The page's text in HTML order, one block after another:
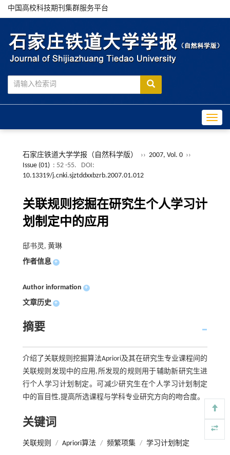
中国高校科技期刊集群服务平台
石家庄铁道大学学报（自然科学版） ›› 2007, Vol. 0 ››
Issue (01) : 52 -55.
DOI:
10.13319/j.cnki.sjztddxxbzrb.2007.01.012
关联规则挖掘在研究生个人学习计
划制定中的应用
邸书灵, 黄琳
作者信息 +
Author information +
文章历史 +
摘要
介绍了关联规则挖掘算法Apriori及其在研究生专业课程间的
关联规则发现中的应用,所发现的规则用于辅助新研究生进
行个人学习计划制定。可减少研究生在个人学习计划制定
中的盲目性,提高所选课程与学科专业研究方向的吻合度。
关键词
关联规则 / Apriori算法 / 频繁项集 / 学习计划制定